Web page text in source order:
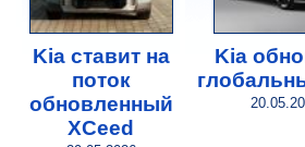
Kia ставит на
поток
обновленный
XCeed
Kia